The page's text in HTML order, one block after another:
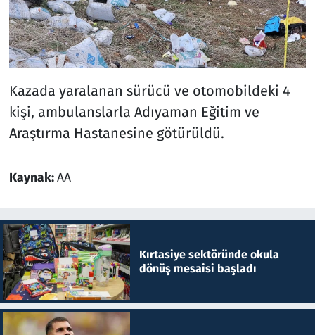
Kazada yaralanan sürücü ve otomobildeki 4
kişi, ambulanslarla Adıyaman Eğitim ve
Araştırma Hastanesine götürüldü.
Kaynak:AA
Kırtasiye sektöründe okula
dönüş mesaisi başladı